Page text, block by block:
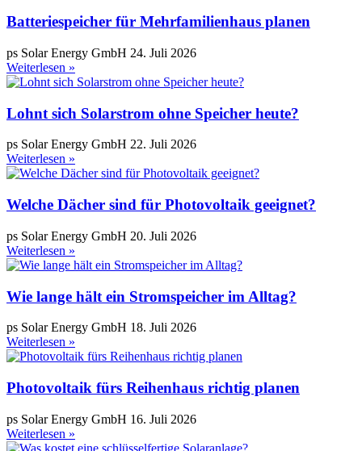
Batteriespeicher für Mehrfamilienhaus planen
ps Solar Energy GmbH 24. Juli 2026
Weiterlesen »
Lohnt sich Solarstrom ohne Speicher heute?
ps Solar Energy GmbH 22. Juli 2026
Weiterlesen »
Welche Dächer sind für Photovoltaik geeignet?
ps Solar Energy GmbH 20. Juli 2026
Weiterlesen »
Wie lange hält ein Stromspeicher im Alltag?
ps Solar Energy GmbH 18. Juli 2026
Weiterlesen »
Photovoltaik fürs Reihenhaus richtig planen
ps Solar Energy GmbH 16. Juli 2026
Weiterlesen »